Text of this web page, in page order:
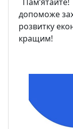
допоможе
розвитку
кращим!